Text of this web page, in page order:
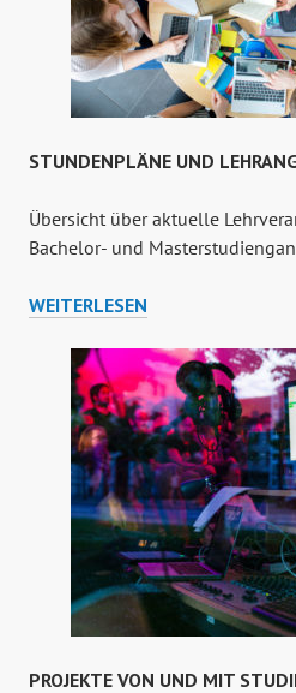
STUNDENPLÄNE UND
Übersicht über aktuelle
Bachelor- und
STUNDENPLÄNE
LEHRANGEBOT
WEITERLESEN
PROJEKTE VON UND MIT